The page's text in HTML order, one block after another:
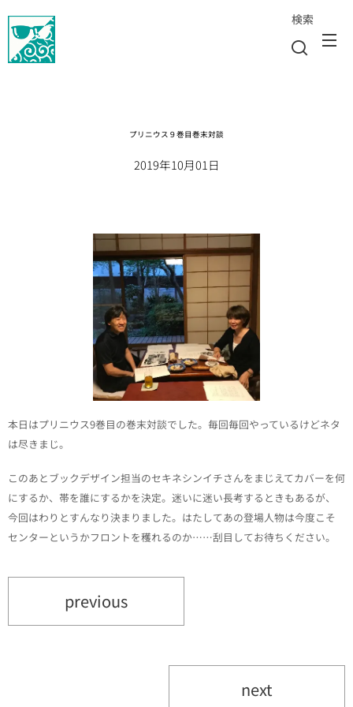
検索
プリニウス９巻目巻末対談
2019年10月01日
本日はプリニウス9巻目の巻末対談でした。毎回毎回やっているけどネタ
は尽きまじ。
このあとブックデザイン担当のセキネシンイチさんをまじえてカバーを何
にするか、帯を誰にするかを決定。迷いに迷い長考するときもあるが、
今回はわりとすんなり決まりました。はたしてあの登場人物は今度こそ
センターというかフロントを穫れるのか……刮目してお待ちください。
previous
next